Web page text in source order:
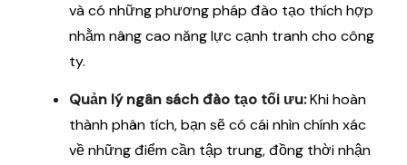
và có những phương pháp đào tạo thích hợp
nhằm nâng cao năng lực cạnh tranh cho công
ty.
Quản lý ngân sách đào tạo tối ưu:Khi hoàn
thành phân tích, bạn sẽ có cái nhìn chính xác
về những điểm cần tập trung, đồng thời nhận